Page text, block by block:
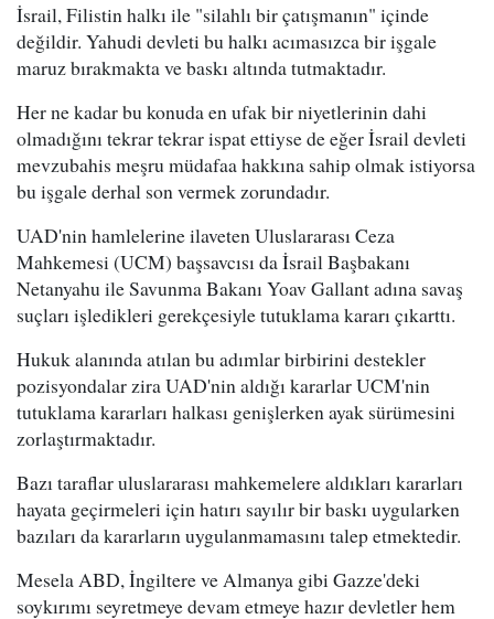
İsrail, Filistin halkı ile "silahlı bir çatışmanın" içinde
değildir. Yahudi devleti bu halkı acımasızca bir işgale
maruz bırakmakta ve baskı altında tutmaktadır.
Her ne kadar bu konuda en ufak bir niyetlerinin dahi
olmadığını tekrar tekrar ispat ettiyse de eğer İsrail devleti
mevzubahis meşru müdafaa hakkına sahip olmak istiyorsa
bu işgale derhal son vermek zorundadır.
UAD'nin hamlelerine ilaveten Uluslararası Ceza
Mahkemesi (UCM) başsavcısı da İsrail Başbakanı
Netanyahu ile Savunma Bakanı Yoav Gallant adına savaş
suçları işledikleri gerekçesiyle tutuklama kararı çıkarttı.
Hukuk alanında atılan bu adımlar birbirini destekler
pozisyondalar zira UAD'nin aldığı kararlar UCM'nin
tutuklama kararları halkası genişlerken ayak sürümesini
zorlaştırmaktadır.
Bazı taraflar uluslararası mahkemelere aldıkları kararları
hayata geçirmeleri için hatırı sayılır bir baskı uygularken
bazıları da kararların uygulanmamasını talep etmektedir.
Mesela ABD, İngiltere ve Almanya gibi Gazze'deki
soykırımı seyretmeye devam etmeye hazır devletler hem